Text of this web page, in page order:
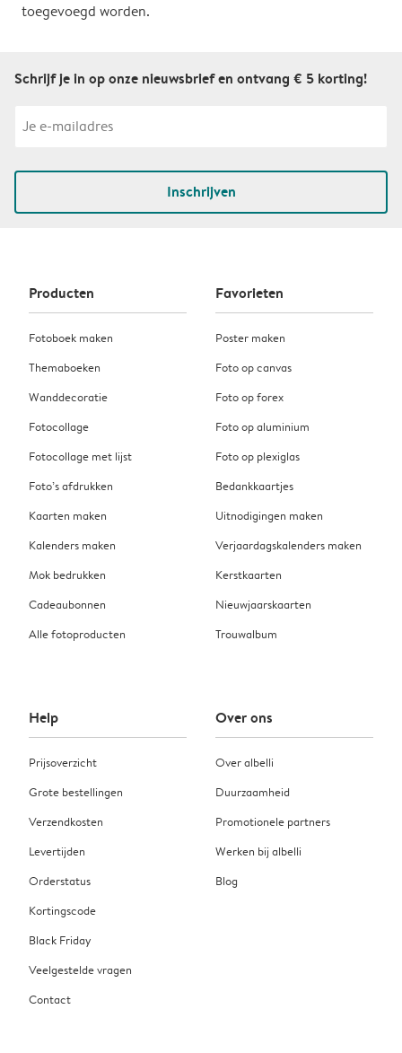
toegevoegd worden.
Schrijf je in op onze nieuwsbrief en ontvang € 5 korting!
Inschrijven
Producten
Fotoboek maken
Themaboeken
Wanddecoratie
Fotocollage
Fotocollage met lijst
Foto’s afdrukken
Kaarten maken
Kalenders maken
Mok bedrukken
Cadeaubonnen
Alle fotoproducten
Favorieten
Poster maken
Foto op canvas
Foto op forex
Foto op aluminium
Foto op plexiglas
Bedankkaartjes
Uitnodigingen maken
Verjaardagskalenders maken
Kerstkaarten
Nieuwjaarskaarten
Trouwalbum
Help
Prijsoverzicht
Grote bestellingen
Verzendkosten
Levertijden
Orderstatus
Kortingscode
Black Friday
Veelgestelde vragen
Contact
Over ons
Over albelli
Duurzaamheid
Promotionele partners
Werken bij albelli
Blog